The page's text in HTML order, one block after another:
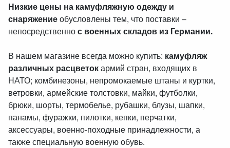
Низкие цены на камуфляжную одежду и
снаряжениеобусловлены тем, что поставки –
непосредственнос военных складов из Германии.
В нашем магазине всегда можно купить: камуфляж
различных расцветокармий стран, входящих в
НАТО; комбинезоны, непромокаемые штаны и куртки,
ветровки, армейские толстовки, майки, футболки,
брюки, шорты, термобелье, рубашки, блузы, шапки,
панамы, фуражки, пилотки, кепки, перчатки,
аксессуары, военно-походные принадлежности, а
также специальную военную обувь.